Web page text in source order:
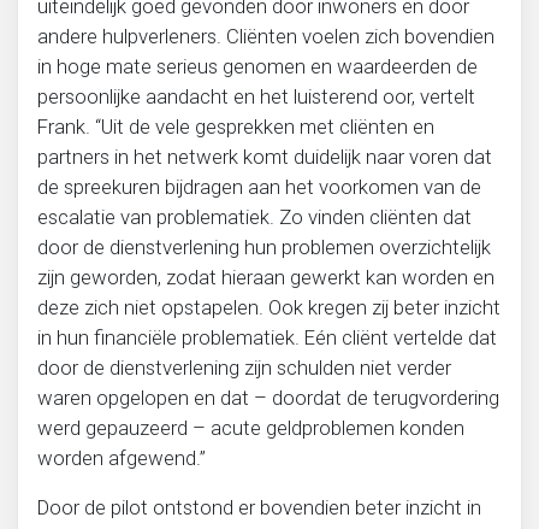
uiteindelijk goed gevonden door inwoners en door
andere hulpverleners. Cliënten voelen zich bovendien
in hoge mate serieus genomen en waardeerden de
persoonlijke aandacht en het luisterend oor, vertelt
Frank. “Uit de vele gesprekken met cliënten en
partners in het netwerk komt duidelijk naar voren dat
de spreekuren bijdragen aan het voorkomen van de
escalatie van problematiek. Zo vinden cliënten dat
door de dienstverlening hun problemen overzichtelijk
zijn geworden, zodat hieraan gewerkt kan worden en
deze zich niet opstapelen. Ook kregen zij beter inzicht
in hun financiële problematiek. Eén cliënt vertelde dat
door de dienstverlening zijn schulden niet verder
waren opgelopen en dat – doordat de terugvordering
werd gepauzeerd – acute geldproblemen konden
worden afgewend.”
Door de pilot ontstond er bovendien beter inzicht in